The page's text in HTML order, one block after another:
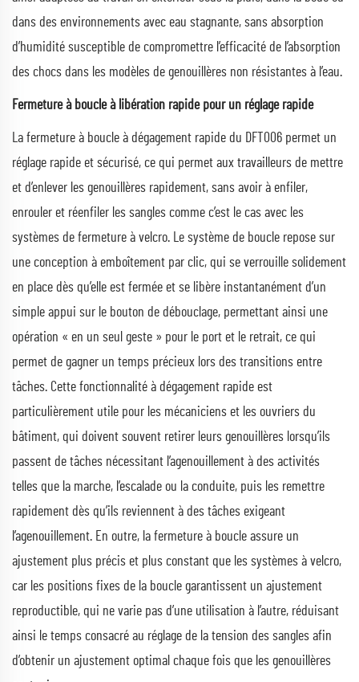
dans des environnements avec eau stagnante, sans absorption
d’humidité susceptible de compromettre l’efficacité de l’absorption
des chocs dans les modèles de genouillères non résistantes à l’eau.
Fermeture à boucle à libération rapide pour un réglage rapide
La fermeture à boucle à dégagement rapide du DFT006 permet un
réglage rapide et sécurisé, ce qui permet aux travailleurs de mettre
et d’enlever les genouillères rapidement, sans avoir à enfiler,
enrouler et réenfiler les sangles comme c’est le cas avec les
systèmes de fermeture à velcro. Le système de boucle repose sur
une conception à emboîtement par clic, qui se verrouille solidement
en place dès qu’elle est fermée et se libère instantanément d’un
simple appui sur le bouton de débouclage, permettant ainsi une
opération « en un seul geste » pour le port et le retrait, ce qui
permet de gagner un temps précieux lors des transitions entre
tâches. Cette fonctionnalité à dégagement rapide est
particulièrement utile pour les mécaniciens et les ouvriers du
bâtiment, qui doivent souvent retirer leurs genouillères lorsqu’ils
passent de tâches nécessitant l’agenouillement à des activités
telles que la marche, l’escalade ou la conduite, puis les remettre
rapidement dès qu’ils reviennent à des tâches exigeant
l’agenouillement. En outre, la fermeture à boucle assure un
ajustement plus précis et plus constant que les systèmes à velcro,
car les positions fixes de la boucle garantissent un ajustement
reproductible, qui ne varie pas d’une utilisation à l’autre, réduisant
ainsi le temps consacré au réglage de la tension des sangles afin
d’obtenir un ajustement optimal chaque fois que les genouillères